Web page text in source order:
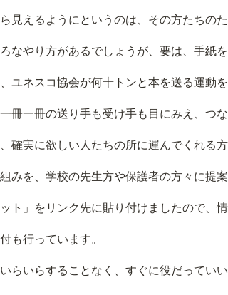
うにというのは、その方たちのた
やり方があるでしょうが、要は、手紙を
ユネスコ協会が何十トンと本を送る運動を
冊一冊の送り手も受け手も目にみえ、つ
確実に欲しい人たちの所に運んでくれる
みを、学校の先生方や保護者の方々に提案
ト」をリンク先に貼り付けましたので、
も行っています。
らいらすることなく、すぐに役だっていい